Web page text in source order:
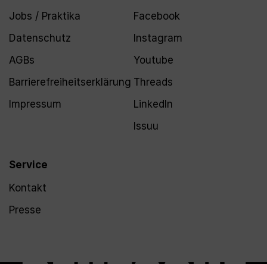
Jobs / Praktika
Datenschutz
AGBs
Barrierefreiheitserklärung
Impressum
Service
Kontakt
Presse
Facebook
Instagram
Youtube
Threads
LinkedIn
Issuu